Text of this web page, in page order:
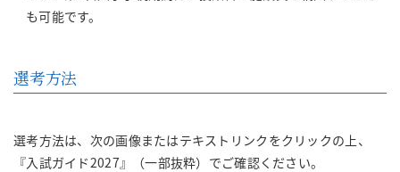
も可能です。
選考方法
選考方法は、次の画像またはテキストリンクをクリックの上、
『入試ガイド2027』（一部抜粋）でご確認ください。